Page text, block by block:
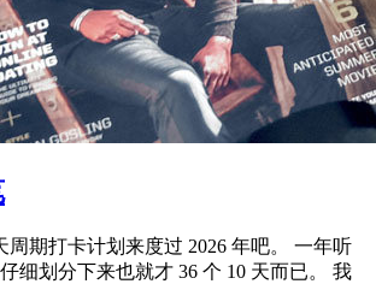
周期打卡计划来度过 2026 年吧。 一年听
细划分下来也就才 36 个 10 天而已。 我